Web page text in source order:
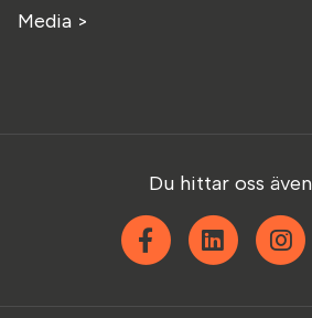
Media >
Du hittar oss
Facebook